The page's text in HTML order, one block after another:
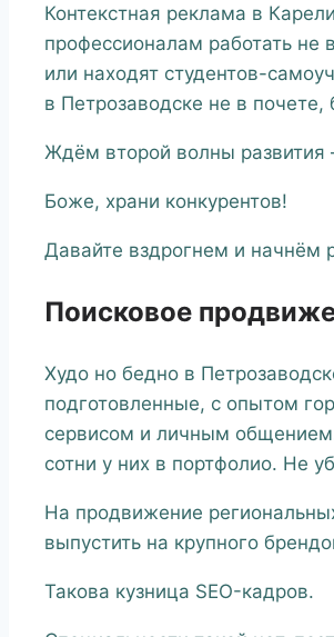
Контекстная реклама в
профессионалам работать не
или находят студентов-
в Петрозаводске не в почете,
Ждём второй волны развития
Боже, храни конкурентов!
Давайте вздрогнем и начнём
Поисковое
Худо но бедно в
подготовленные, с опытом
сервисом и личным
сотни у них в портфолио. Не
На продвижение
выпустить на крупного
Такова кузница SEO-кадров.